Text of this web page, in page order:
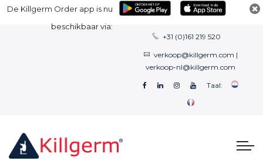
De Killgerm Order app is nu
beschikbaar via:
+31 (0)161 219 520
verkoop@killgerm.com |
verkoop-nl@killgerm.com
Taal: